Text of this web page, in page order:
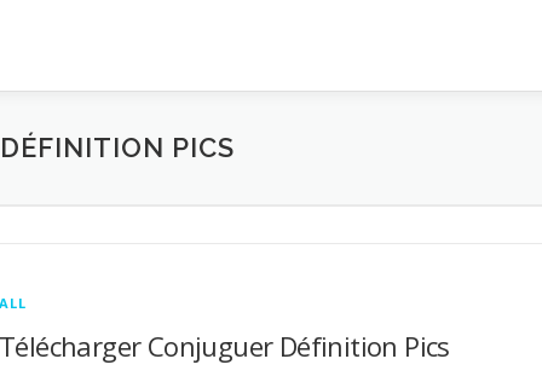
PICS
ALL
Télécharger Conjuguer Définition Pics